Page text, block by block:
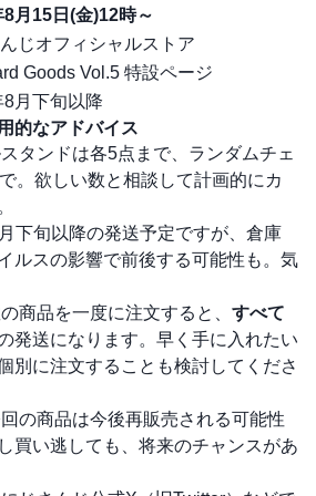
月15日(金)12時～
じオフィシャルストア
Goods Vol.5 特設ページ
8月下旬以降
的なアドバイス
タンドは各5点まで、ランダムチェ
。欲しい数と相談して計画的にカ
下旬以降の発送予定ですが、倉庫
ルスの影響で前後する可能性も。気
商品を一度に注文すると、 すべて
発送になります。早く手に入れたい
別に注文することも検討してくださ
の商品は今後再販売される可能性
買い逃しても、将来のチャンスがあ